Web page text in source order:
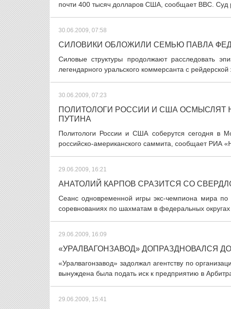
почти 400 тысяч долларов США, сообщает BBC. Суд
30.06.2009, 07:58
СИЛОВИКИ ОБЛОЖИЛИ СЕМЬЮ ПАВЛА
Силовые структуры продолжают расследовать
легендарного уральского коммерсанта с
30.06.2009, 07:23
ПОЛИТОЛОГИ РОССИИ И США
ПУТИНА
Политологи России и США соберутся сегодня в
российско-американского саммита, сообщает РИА
29.06.2009, 16:21
АНАТОЛИЙ КАРПОВ СРАЗИТСЯ СО
Сеанс одновременной игры экс-чемпиона мира
соревнованиях по шахматам в федеральных
29.06.2009, 16:09
«УРАЛВАГОНЗАВОД» ДОПРАЗДНОВАЛСЯ
«Уралвагонзавод» задолжал агентству по
вынуждена была подать иск к предприятию в
29.06.2009, 15:41